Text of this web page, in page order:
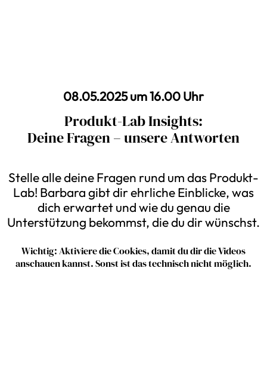
08.05.2025 um 16.00 Uhr
Produkt-Lab Insights:
Deine Fragen – unsere Antworten
Stelle alle deine Fragen rund um das Produkt-
Lab! Barbara gibt dir ehrliche Einblicke, was
dich erwartet und wie du genau die
Unterstützung bekommst, die du dir wünschst.
Wichtig: Aktiviere die Cookies, damit du dir die Videos
anschauen kannst. Sonst ist das technisch nicht möglich.